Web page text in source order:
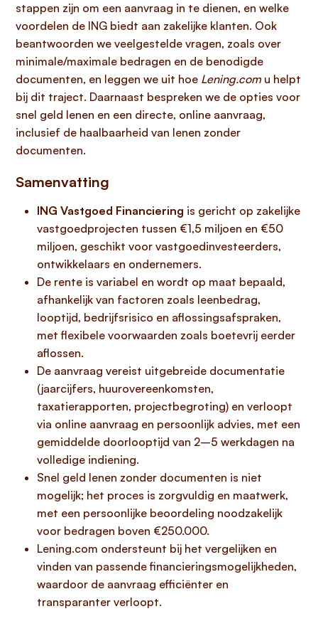
stappen zijn om een aanvraag in te dienen, en welke
voordelen de ING biedt aan zakelijke klanten. Ook
beantwoorden we veelgestelde vragen, zoals over
minimale/maximale bedragen en de benodigde
documenten, en leggen we uit hoe Lening.comu helpt
bij dit traject. Daarnaast bespreken we de opties voor
snel geld lenen en een directe, online aanvraag,
inclusief de haalbaarheid van lenen zonder
documenten.
Samenvatting
ING Vastgoed Financiering is gericht op zakelijke
vastgoedprojecten tussen €1,5 miljoen en €50
miljoen, geschikt voor vastgoedinvesteerders,
ontwikkelaars en ondernemers.
De rente is variabel en wordt op maat bepaald,
afhankelijk van factoren zoals leenbedrag,
looptijd, bedrijfsrisico en aflossingsafspraken,
met flexibele voorwaarden zoals boetevrij eerder
aflossen.
De aanvraag vereist uitgebreide documentatie
(jaarcijfers, huurovereenkomsten,
taxatierapporten, projectbegroting) en verloopt
via online aanvraag en persoonlijk advies, met een
gemiddelde doorlooptijd van 2–5 werkdagen na
volledige indiening.
Snel geld lenen zonder documenten is niet
mogelijk; het proces is zorgvuldig en maatwerk,
met een persoonlijke beoordeling noodzakelijk
voor bedragen boven €250.000.
Lening.com ondersteunt bij het vergelijken en
vinden van passende financieringsmogelijkheden,
waardoor de aanvraag efficiënter en
transparanter verloopt.